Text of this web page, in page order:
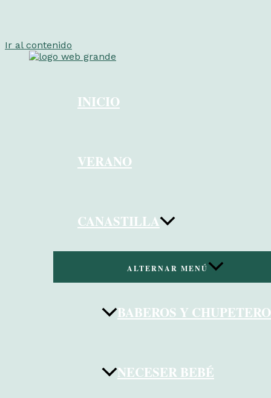
Ir al contenido
INICIO
VERANO
CANASTILLA
ALTERNAR MENÚ
BABEROS Y
NECESER BEBÉ